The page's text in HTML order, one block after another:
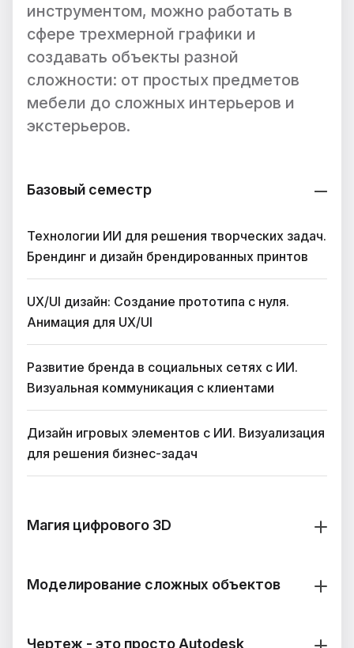
инструментом, можно работать в
сфере трехмерной графики и
создавать объекты разной
сложности: от простых предметов
мебели до сложных интерьеров и
экстерьеров.
Базовый семестр
Технологии ИИ для решения творческих задач.
Брендинг и дизайн брендированных принтов
UX/UI дизайн: Создание прототипа с нуля.
Анимация для UX/UI
Развитие бренда в социальных сетях с ИИ.
Визуальная коммуникация с клиентами
Дизайн игровых элементов с ИИ. Визуализация
для решения бизнес-задач
Магия цифрового 3D
Моделирование сложных объектов
Чертеж - это просто Autodesk